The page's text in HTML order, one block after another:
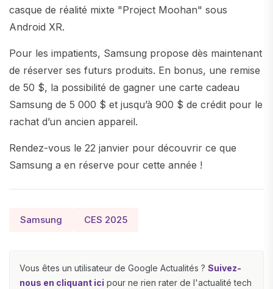
casque de réalité mixte "Project Moohan" sous
Android XR.
Pour les impatients, Samsung propose dès maintenant
de réserver ses futurs produits. En bonus, une remise
de 50 $, la possibilité de gagner une carte cadeau
Samsung de 5 000 $ et jusqu’à 900 $ de crédit pour le
rachat d’un ancien appareil.
Rendez-vous le 22 janvier pour découvrir ce que
Samsung a en réserve pour cette année !
Samsung CES 2025
Vous êtes un utilisateur de Google Actualités ? Suivez-
nous en cliquant ici pour ne rien rater de l'actualité tech